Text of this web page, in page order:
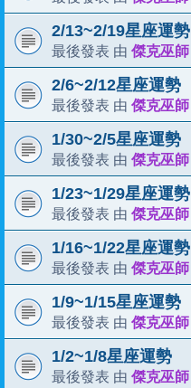
2/13~2/19星座運勢
最後發表 由 傑克巫師
2/6~2/12星座運勢
最後發表 由 傑克巫師
1/30~2/5星座運勢
最後發表 由 傑克巫師
1/23~1/29星座運勢
最後發表 由 傑克巫師
1/16~1/22星座運勢
最後發表 由 傑克巫師
1/9~1/15星座運勢
最後發表 由 傑克巫師
1/2~1/8星座運勢
最後發表 由 傑克巫師